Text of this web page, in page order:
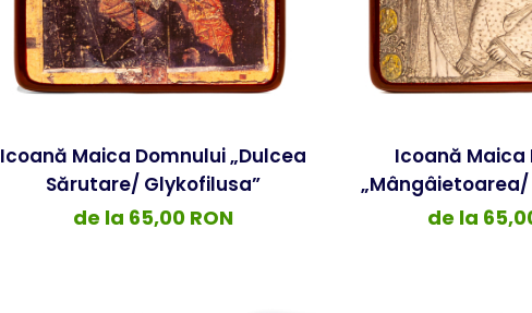
Icoană Maica Domnului „Dulcea
Sărutare/ Glykofilusa”
de la 65,00 RON
Icoană Maica
de la